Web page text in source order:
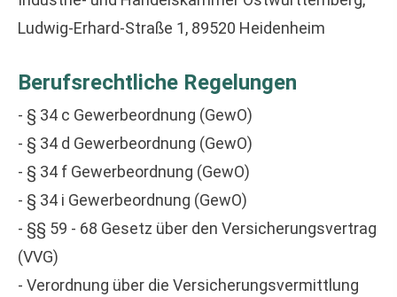
Ludwig-Erhard-Straße 1, 89520 Heidenheim
Berufsrechtliche Regelungen
- § 34 c Gewerbeordnung (GewO)
- § 34 d Gewerbeordnung (GewO)
- § 34 f Gewerbeordnung (GewO)
- § 34 i Gewerbeordnung (GewO)
- §§ 59 - 68 Gesetz über den Versicherungsvertrag
(VVG)
- Verordnung über die Versicherungsvermittlung